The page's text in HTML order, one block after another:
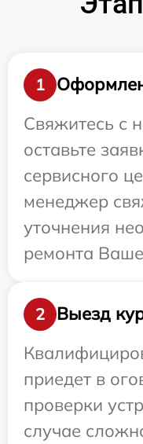
1
Свяжитесь с
оставьте
сервисного
менеджер
уточнения
ремонта
2
Выезд
приедет в
проверки
случае